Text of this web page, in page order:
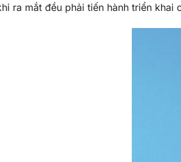
ra mắt đều phải tiến hành triển